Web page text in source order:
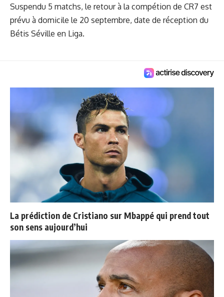
Suspendu 5 matchs, le retour à la compétion de CR7 est
prévu à domicile le 20 septembre, date de réception du
Bétis Séville en Liga.
La prédiction de Cristiano sur Mbappé qui prend tout
son sens aujourd’hui